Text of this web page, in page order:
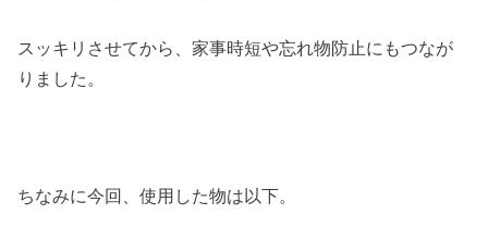
スッキリさせてから、家事時短や忘れ物防止にもつなが
りました。
ちなみに今回、使用した物は以下。